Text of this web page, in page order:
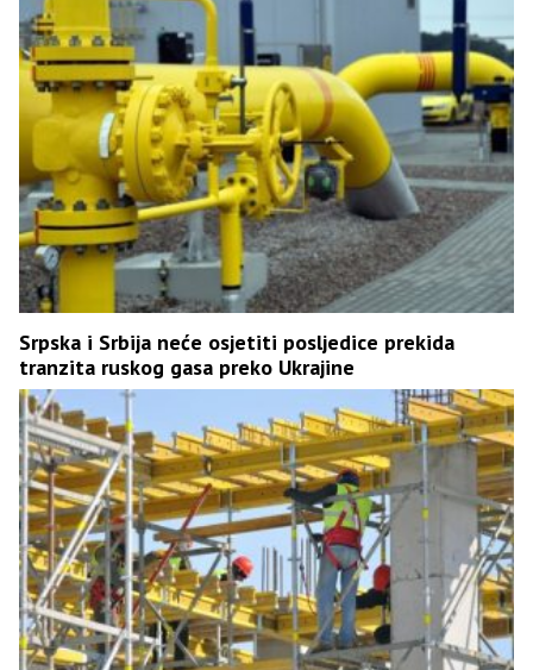
Srpska i Srbija neće osjetiti posljedice prekida
tranzita ruskog gasa preko Ukrajine